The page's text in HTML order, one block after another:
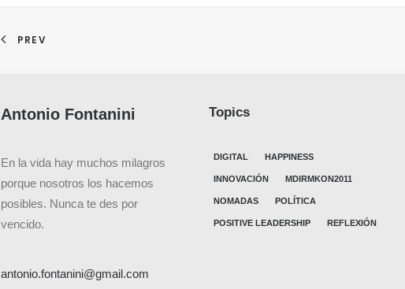
PREV
Antonio Fontanini
En la vida hay muchos milagros
porque nosotros los hacemos
posibles. Nunca te des por
vencido.
antonio.fontanini@gmail.com
Topics
DIGITAL HAPPINESS
INNOVACIÓN MDIRMKON2011
NOMADAS POLÍTICA
POSITIVE LEADERSHIP REFLEXIÓN